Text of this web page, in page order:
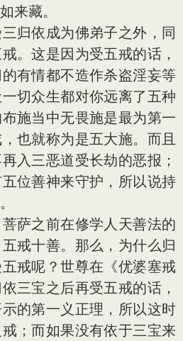
来藏。
依成为佛弟子之外，同
。这是因为受五戒的话，
有情都不造作杀盗淫妄等
切众生都对你远离了五种
施当中无畏施是最为第一
也就称为是五大施。而且
入三恶道受长劫的恶报；
位善神来守护，所以说持
之前在修学人天善法的
戒十善。那么，为什么归
戒呢？世尊在《优婆塞戒
三宝之后再受五戒的话，
的第一义正理，所以这时
；而如果没有依于三宝来